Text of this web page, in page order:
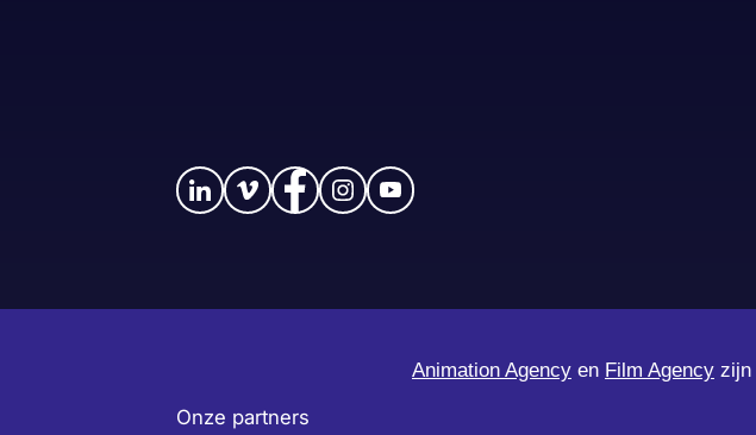
Animation Agency en Film Agency zijn
Onze partners